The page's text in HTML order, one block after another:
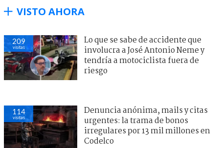
VISTO AHORA
209
visitas
Lo que se sabe de accidente que
involucra a José Antonio Neme y
tendría a motociclista fuera de
riesgo
114
visitas
Denuncia anónima, mails y citas
urgentes: la trama de bonos
irregulares por 13 mil millones en
Codelco